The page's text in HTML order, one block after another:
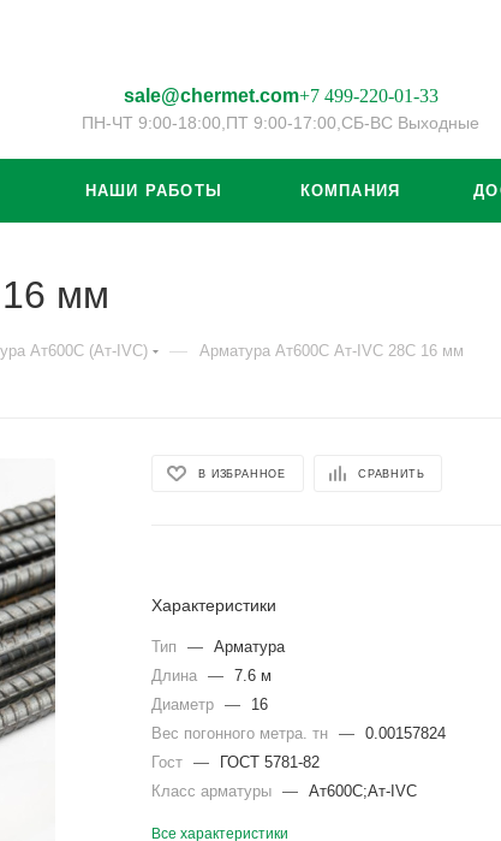
sale@chermet.com+7 499-220-01-33
ПН-ЧТ 9:00-18:00, ПТ 9:00-17:00, СБ-ВС Выходные
НАШИ РАБОТЫ КОМПАНИЯ
мм
Ат600С (Ат-IVС) — Арматура Ат600С Ат-IVС 28С 16 мм
В ИЗБРАННОЕ СРАВНИТЬ
Характеристики
Тип —
Арматура
Длина
—
7.6 м
Диаметр
—
16
Вес погонного метра. тн
—
0.00157824
Гост
—
ГОСТ 5781-82
Класс арматуры
— Ат600С;Ат-IVС
Все характеристики